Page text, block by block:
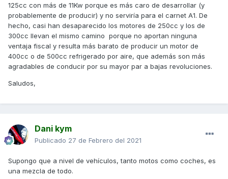
125cc con más de 11Kw porque es más caro de desarrollar (y
probablemente de producir) y no serviría para el carnet A1. De
hecho, casi han desaparecido los motores de 250cc y los de
300cc llevan el mismo camino porque no aportan ninguna
ventaja fiscal y resulta más barato de producir un motor de
400cc o de 500cc refrigerado por aire, que además son más
agradables de conducir por su mayor par a bajas revoluciones.
Saludos,
Dani kym
Publicado 27 de Febrero del 2021
Supongo que a nivel de vehículos, tanto motos como coches, es
una mezcla de todo.